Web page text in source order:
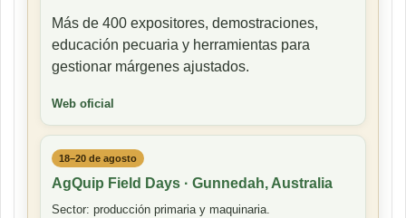
Más de 400 expositores, demostraciones,
educación pecuaria y herramientas para
gestionar márgenes ajustados.
Web oficial
18–20 de agosto
AgQuip Field Days · Gunnedah, Australia
Sector: producción primaria y maquinaria.